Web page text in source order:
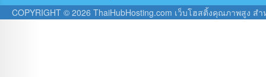
COPYRIGHT © 2026 ThaiHubHosting.com เว็บโฮสติ้งคุณภาพสูง ส